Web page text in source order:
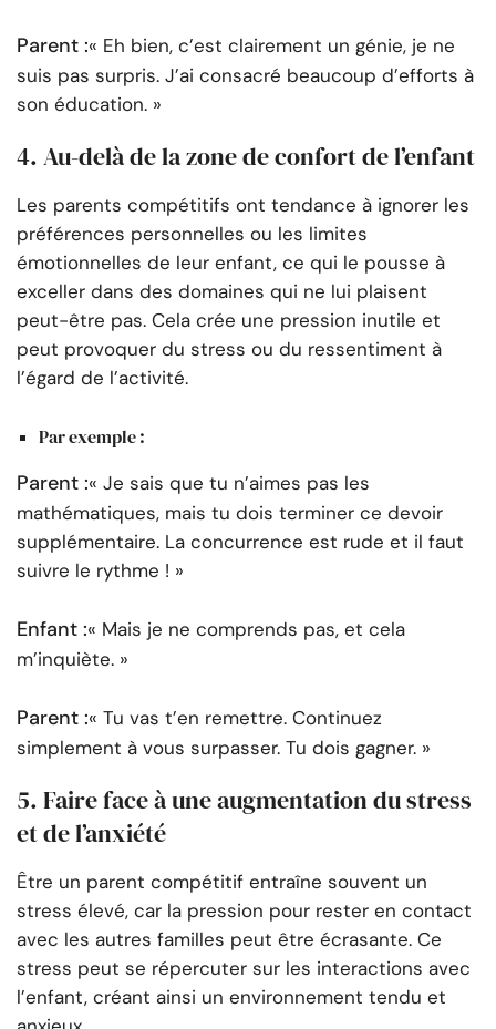
Parent :« Eh bien, c’est clairement un génie, je ne
suis pas surpris. J’ai consacré beaucoup d’efforts à
son éducation. »
4. Au-delà de la zone de confort de l’enfant
Les parents compétitifs ont tendance à ignorer les
préférences personnelles ou les limites
émotionnelles de leur enfant, ce qui le pousse à
exceller dans des domaines qui ne lui plaisent
peut-être pas. Cela crée une pression inutile et
peut provoquer du stress ou du ressentiment à
l’égard de l’activité.
Par exemple :
Parent :« Je sais que tu n’aimes pas les
mathématiques, mais tu dois terminer ce devoir
supplémentaire. La concurrence est rude et il faut
suivre le rythme ! »
Enfant :« Mais je ne comprends pas, et cela
m’inquiète. »
Parent :« Tu vas t’en remettre. Continuez
simplement à vous surpasser. Tu dois gagner. »
5. Faire face à une augmentation du stress
et de l’anxiété
Être un parent compétitif entraîne souvent un
stress élevé, car la pression pour rester en contact
avec les autres familles peut être écrasante. Ce
stress peut se répercuter sur les interactions avec
l’enfant, créant ainsi un environnement tendu et